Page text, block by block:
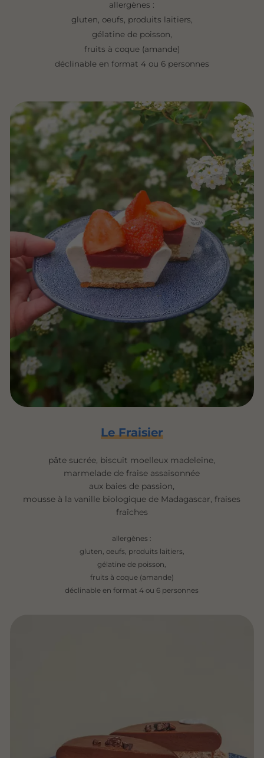
allergènes :
gluten, oeufs, produits laitiers,
gélatine de poisson,
fruits à coque (amande)
déclinable en format 4 ou 6 personnes
Le Fraisier
pâte sucrée, biscuit moelleux madeleine,
marmelade de fraise assaisonnée
aux baies de passion,
mousse à la vanille biologique de Madagascar, fraises
fraîches
allergènes :
gluten, oeufs, produits laitiers,
gélatine de poisson,
fruits à coque (amande)
déclinable en format 4 ou 6 personnes